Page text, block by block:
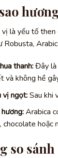
là yếu tố then
Robusta,
thanh:Đây là
và không hề
vị ngọt:Sau khi
Arabica
chocolate hoặc
so